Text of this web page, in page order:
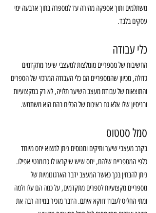
משתלמים ותוך אספקה מהירה עד למספרה בתוך ארבעה ימי
עסקים בלבד.
כלי עבודה
החשיבות של מספריים מומלצות למעצבי שיער מתקדמים
גדולה, מכיוון שהמספריים הם כלי העבודה המרכזי של הספרים
והתוצאות של עבודת מעצב השיער תלויה, לא רק במקצועיות
ובניסיון שלו אלא גם באיכות של הכלים בהם הוא משתמש.
סמל סטטוס
בקרב מעצבי שיער ותיקים ומנוסים ניתן למצוא יחס מיוחד
כלפי המספריים שלהם, יחס שיש שיקראו לו כרומנטי אפילו.
ניתן להבחין בכך כאשר המעצב ידבר הארגונומיות של
מספריים מקצועיות לספרים מתקדמים, על כמה הם עלו ולמה
ומתי החליט לעבוד דווקא איתם. הדבר מזכיר במידה רבה את